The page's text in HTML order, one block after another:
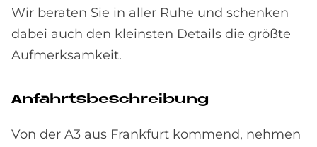
Wir beraten Sie in aller Ruhe und schenken
dabei auch den kleinsten Details die größte
Aufmerksamkeit.
An­fahrts­be­schrei­bung
Von der A3 aus Frankfurt kommend, nehmen